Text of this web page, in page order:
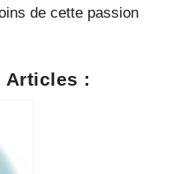
de cette passion
Articles :